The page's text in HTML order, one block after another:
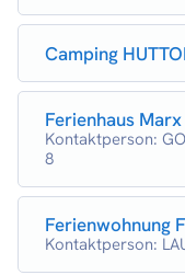
Camping
Ferienhaus Marx
Kontaktperson:
8
Ferienwohnung
Kontaktperson: